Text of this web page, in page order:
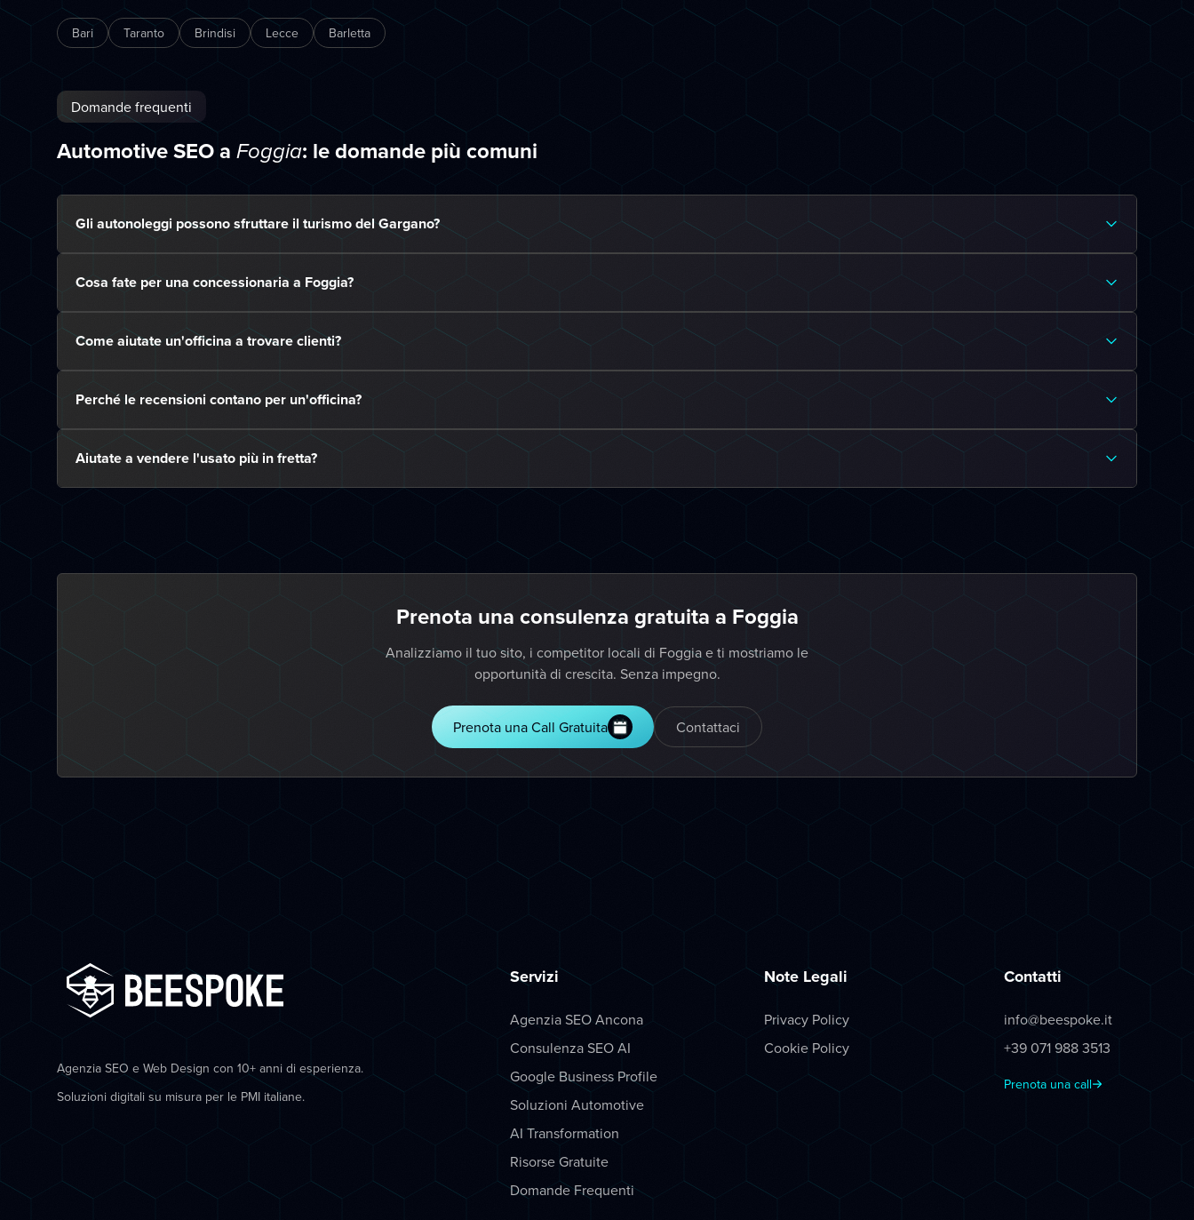
Bari Taranto Brindisi Lecce Barletta
Domande frequenti
Automotive SEO a Foggia: le domande più comuni
Gli autonoleggi possono sfruttare il turismo del Gargano?
Cosa fate per una concessionaria a Foggia?
Come aiutate un'officina a trovare clienti?
Perché le recensioni contano per un'officina?
Aiutate a vendere l'usato più in fretta?
Prenota una consulenza gratuita a Foggia
Analizziamo il tuo sito, i competitor locali di Foggia e ti mostriamo le
opportunità di crescita. Senza impegno.
Prenota una Call Gratuita Contattaci
Agenzia SEO e Web Design con 10+ anni di esperienza.
Soluzioni digitali su misura per le PMI italiane.
Servizi
Agenzia SEO Ancona
Consulenza SEO AI
Google Business Profile
Soluzioni Automotive
AI Transformation
Risorse Gratuite
Domande Frequenti
Note Legali
Privacy Policy
Cookie Policy
Contatti
info@beespoke.it
+39 071 988 3513
Prenota una call